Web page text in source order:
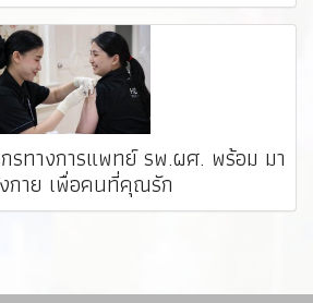
รทางการแพทย์ รพ.ผศ. พร้อม มา
กาย เพื่อคนที่คุณรัก